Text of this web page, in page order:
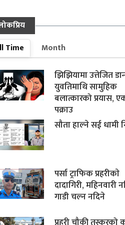
Time
Month
झिझियामा उत्तेजित
युवतिमाथि सामुहिक
बलात्कारको प्रयास,
पक्राउ
सौता हाल्ने सई धामी
पर्सा ट्राफिक प्रहरीकाे
दादागिरी, महिनवारी
गाडी चल्न नदिने